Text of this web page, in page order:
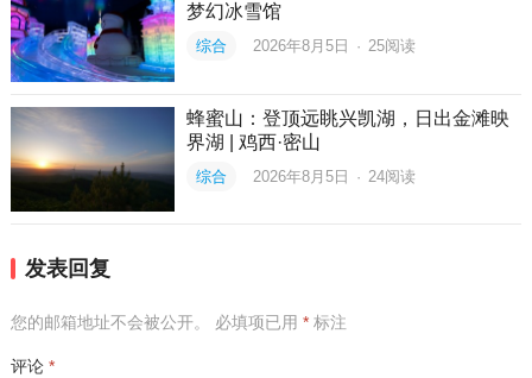
梦幻冰雪馆
综合 2026年8月5日 · 25阅读
蜂蜜山：登顶远眺兴凯湖，日出金滩映
界湖 | 鸡西·密山
综合 2026年8月5日 · 24阅读
发表回复
您的邮箱地址不会被公开。 必填项已用 *标注
评论 *